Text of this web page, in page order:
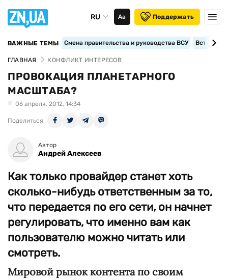
RU Аа Поддержать
ВАЖНЫЕ ТЕМЫ Смена правительства и руководства ВСУ
ГЛАВНАЯ КОНФЛИКТ ИНТЕРЕСОВ
ПРОВОКАЦИЯ ПЛАНЕТАРНОГО
МАСШТАБА?
06 апреля, 2012, 14:34
Поделиться
Автор
Андрей Алексеев
Как только провайдер станет хоть
сколько-нибудь ответственным за то,
что передается по его сети, он начнет
регулировать, что именно вам как
пользователю можно читать или
смотреть.
Мировой рынок контента по своим